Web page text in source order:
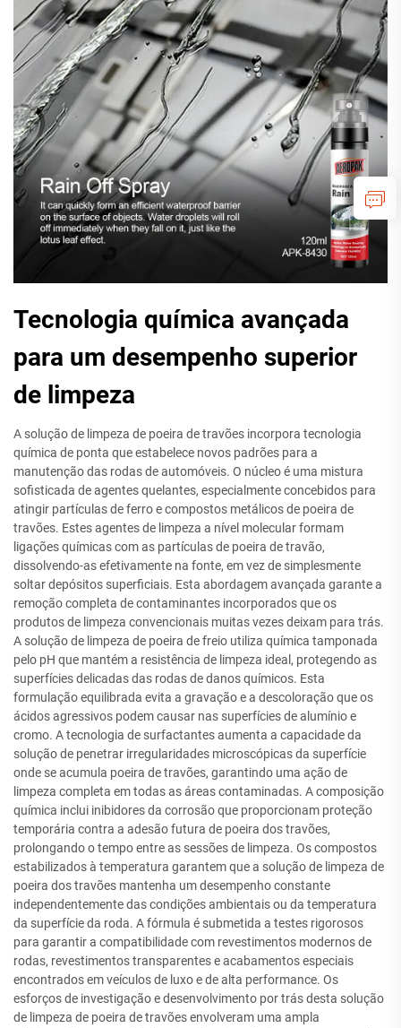
Tecnologia química avançada
para um desempenho superior
de limpeza
A solução de limpeza de poeira de travões incorpora tecnologia
química de ponta que estabelece novos padrões para a
manutenção das rodas de automóveis. O núcleo é uma mistura
sofisticada de agentes quelantes, especialmente concebidos para
atingir partículas de ferro e compostos metálicos de poeira de
travões. Estes agentes de limpeza a nível molecular formam
ligações químicas com as partículas de poeira de travão,
dissolvendo-as efetivamente na fonte, em vez de simplesmente
soltar depósitos superficiais. Esta abordagem avançada garante a
remoção completa de contaminantes incorporados que os
produtos de limpeza convencionais muitas vezes deixam para trás.
A solução de limpeza de poeira de freio utiliza química tamponada
pelo pH que mantém a resistência de limpeza ideal, protegendo as
superfícies delicadas das rodas de danos químicos. Esta
formulação equilibrada evita a gravação e a descoloração que os
ácidos agressivos podem causar nas superfícies de alumínio e
cromo. A tecnologia de surfactantes aumenta a capacidade da
solução de penetrar irregularidades microscópicas da superfície
onde se acumula poeira de travões, garantindo uma ação de
limpeza completa em todas as áreas contaminadas. A composição
química inclui inibidores da corrosão que proporcionam proteção
temporária contra a adesão futura de poeira dos travões,
prolongando o tempo entre as sessões de limpeza. Os compostos
estabilizados à temperatura garantem que a solução de limpeza de
poeira dos travões mantenha um desempenho constante
independentemente das condições ambientais ou da temperatura
da superfície da roda. A fórmula é submetida a testes rigorosos
para garantir a compatibilidade com revestimentos modernos de
rodas, revestimentos transparentes e acabamentos especiais
encontrados em veículos de luxo e de alta performance. Os
esforços de investigação e desenvolvimento por trás desta solução
de limpeza de poeira de travões envolveram uma ampla